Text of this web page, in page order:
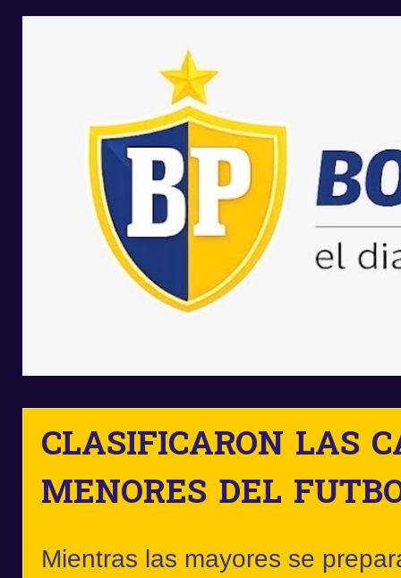
CLASIFICARON LAS
MENORES DEL
Mientras las mayores se